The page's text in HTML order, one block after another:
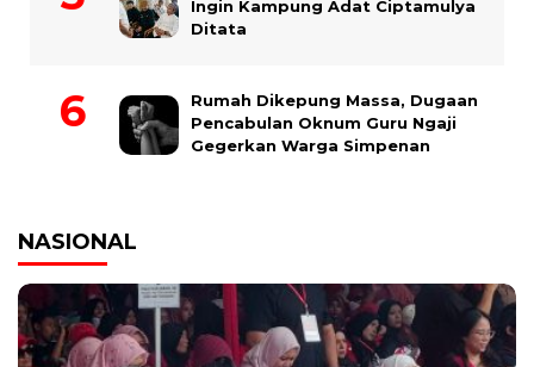
Ingin Kampung Adat Ciptamulya
Ditata
Rumah Dikepung Massa, Dugaan
Pencabulan Oknum Guru Ngaji
Gegerkan Warga Simpenan
NASIONAL